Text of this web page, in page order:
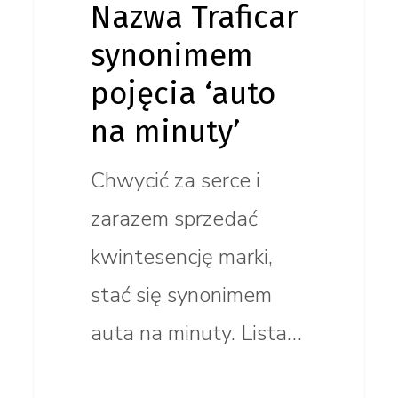
Nazwa Traficar
synonimem
pojęcia ‘auto
na minuty’
Chwycić za serce i
zarazem sprzedać
kwintesencję marki,
stać się synonimem
auta na minuty. Lista…